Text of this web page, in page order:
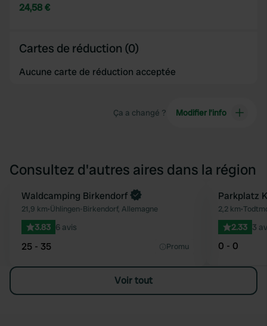
24,58 €
Cartes de réduction (0)
Aucune carte de réduction acceptée
Ça a changé ? Modifier l’info
Consultez d'autres aires dans la région
Préféré
Reserve maintenant
Waldcamping Birkendorf
21,9 km•Ühlingen-Birkendorf, Allemagne
3.83 6 avis
25 - 35 Promu
Parkplatz
2,2 km•
2.33 3
0 - 0
Voir tout